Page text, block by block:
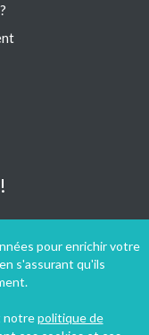
pour enrichir votre
s'assurant qu'ils
notrepolitique de